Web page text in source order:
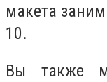
макета
10.
Вы также